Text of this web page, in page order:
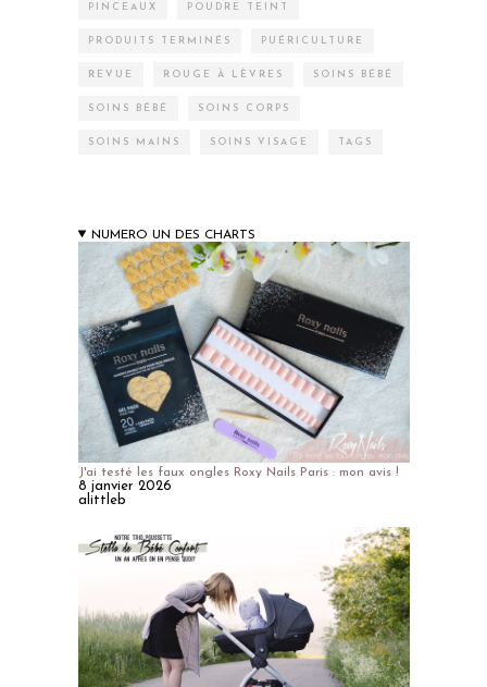
PINCEAUX POUDRE TEINT
PRODUITS TERMINÉS PUÉRICULTURE
REVUE ROUGE À LÈVRES SOINS BÉBÉ
SOINS BÉBÉ SOINS CORPS
SOINS MAINS SOINS VISAGE TAGS
NUMERO UN DES CHARTS
J'ai testé les faux ongles Roxy Nails Paris : mon avis !
8 janvier 2026
alittleb